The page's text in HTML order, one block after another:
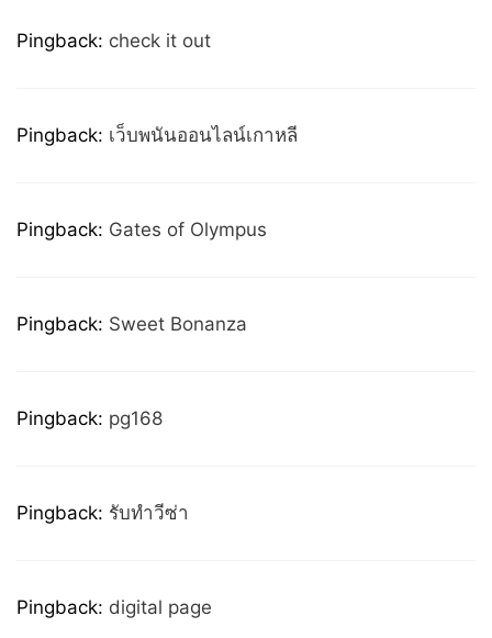
Pingback: check it out
Pingback: เว็บพนันออนไลน์เกาหลี
Pingback: Gates of Olympus
Pingback: Sweet Bonanza
Pingback: pg168
Pingback: รับทำวีซ่า
Pingback: digital page